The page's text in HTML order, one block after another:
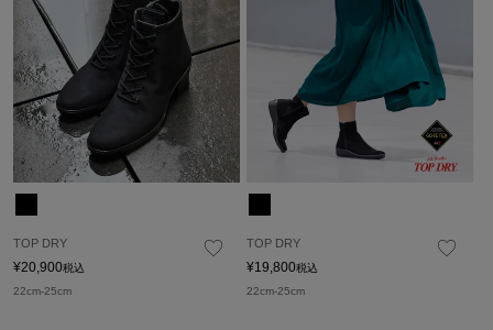
TOP DRY
¥20,900税込
22cm-25cm
TOP DRY
¥19,800税込
22cm-25cm